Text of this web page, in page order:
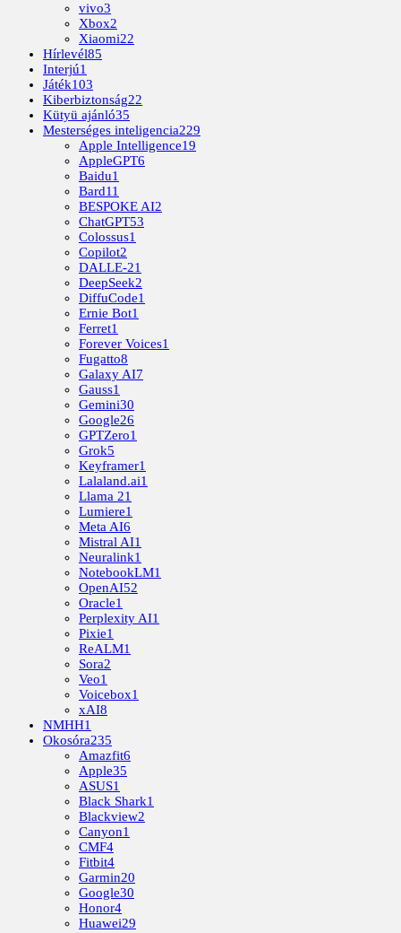
vivo3
Xbox2
Xiaomi22
Hírlevél85
Interjú1
Játék103
Kiberbiztonság22
Kütyü ajánló35
Mesterséges inteligencia229
Apple Intelligence19
AppleGPT6
Baidu1
Bard11
BESPOKE AI2
ChatGPT53
Colossus1
Copilot2
DALLE-21
DeepSeek2
DiffuCode1
Ernie Bot1
Ferret1
Forever Voices1
Fugatto8
Galaxy AI7
Gauss1
Gemini30
Google26
GPTZero1
Grok5
Keyframer1
Lalaland.ai1
Llama 21
Lumiere1
Meta AI6
Mistral AI1
Neuralink1
NotebookLM1
OpenAI52
Oracle1
Perplexity AI1
Pixie1
ReALM1
Sora2
Veo1
Voicebox1
xAI8
NMHH1
Okosóra235
Amazfit6
Apple35
ASUS1
Black Shark1
Blackview2
Canyon1
CMF4
Fitbit4
Garmin20
Google30
Honor4
Huawei29